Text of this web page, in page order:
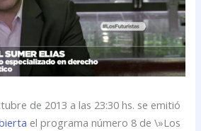
de 2013 a las 23:30 hs. se emitió
el programa número 8 de \»Los